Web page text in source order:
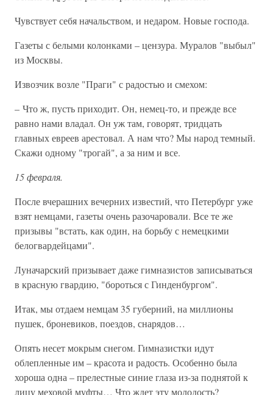
Чувствует себя начальством, и недаром. Новые господа.
Газеты с белыми колонками – цензура. Муралов "выбыл"
из Москвы.
Извозчик возле "Праги" с радостью и смехом:
– Что ж, пусть приходит. Он, немец-то, и прежде все
равно нами владал. Он уж там, говорят, тридцать
главных евреев арестовал. А нам что? Мы народ темный.
Скажи одному "трогай", а за ним и все.
15 февраля.
После вчерашних вечерних известий, что Петербург уже
взят немцами, газеты очень разочаровали. Все те же
призывы "встать, как один, на борьбу с немецкими
белогвардейцами".
Луначарский призывает даже гимназистов записываться
в красную гвардию, "бороться с Гинденбургом".
Итак, мы отдаем немцам 35 губерний, на миллионы
пушек, броневиков, поездов, снарядов…
Опять несет мокрым снегом. Гимназистки идут
облепленные им – красота и радость. Особенно была
хороша одна – прелестные синие глаза из-за поднятой к
лицу меховой муфты… Что ждет эту молодость?